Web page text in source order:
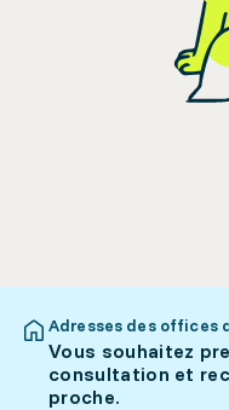
Adresses des offices
Vous souhaitez
consultation et
proche.